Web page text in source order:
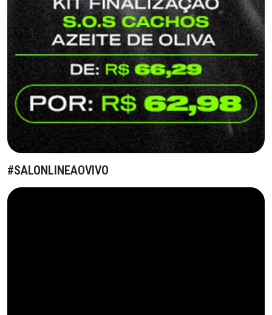
#SALONLINEAOVIVO